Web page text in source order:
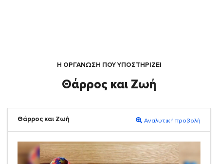
Η ΟΡΓΆΝΩΣΗ ΠΟΥ ΥΠΟΣΤΗΡΙΖΕΙ
Θάρρος και Ζωή
Θάρρος και Ζωή Αναλυτική προβολή